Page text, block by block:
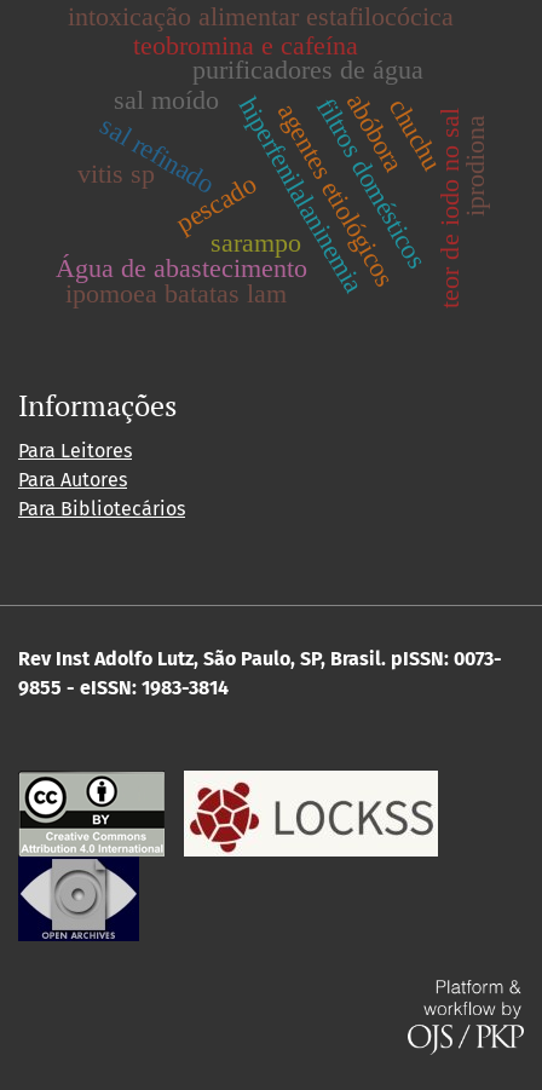
pescadohiperfenilalaninemiafiltros domésticos
purificadores de água
Água de abastecimento
teobromina e cafeína
sal refinado
sal moído
teor de iodo no sal
intoxicação alimentar estafilocócica
agentes etiológicos
abóborachuchu
ipomoea batatas lam
vitis sp iprodiona
sarampo
Informações
Para Leitores
Para Autores
Para Bibliotecários
Rev Inst Adolfo Lutz, São Paulo, SP, Brasil. pISSN: 0073-
9855 - eISSN: 1983-3814